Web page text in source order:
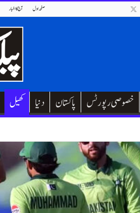
آج کا اخبار صفحہ اول
کھیل دنیا پاکستان خصوصی رپورٹس